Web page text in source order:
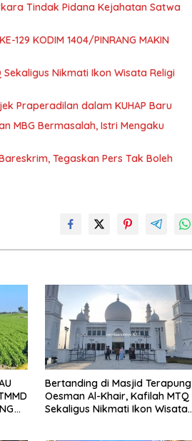
Tindak Pidana Kejahatan Satwa
129 KODIM 1404/PINRANG MAKIN
Nikmati Ikon Wisata Religi
Praperadilan dalam KUHAP Baru
MBG Bermasalah, Istri Mengaku
Tegaskan Pers Tak Boleh
Bertanding di Masjid Terapung
Oesman Al-Khair, Kafilah MTQ
Sekaligus Nikmati Ikon Wisata